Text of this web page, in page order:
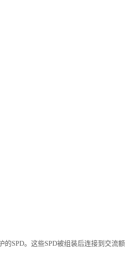
的SPD。这些SPD被组装后连接到交流额